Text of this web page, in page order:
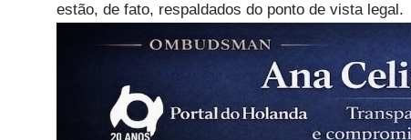
estão, de fato, respaldados do ponto de vista legal.